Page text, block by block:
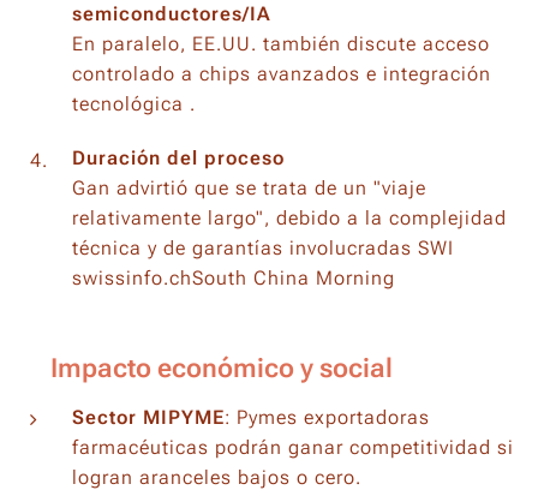
semiconductores/IA
En paralelo, EE.UU. también discute acceso
controlado a chips avanzados e integración
tecnológica .
Duración del proceso
Gan advirtió que se trata de un "viaje
relativamente largo", debido a la complejidad
técnica y de garantías involucradas SWI
swissinfo.chSouth China Morning
🌐 Impacto económico y social
Sector MIPYME: Pymes exportadoras
farmacéuticas podrán ganar competitividad si
logran aranceles bajos o cero.